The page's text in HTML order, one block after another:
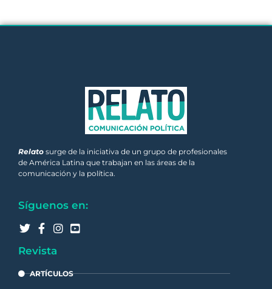
Relato surge de la iniciativa de un grupo de profesionales
de América Latina que trabajan en las áreas de la
comunicación y la política.
Síguenos en:
Revista
ARTÍCULOS